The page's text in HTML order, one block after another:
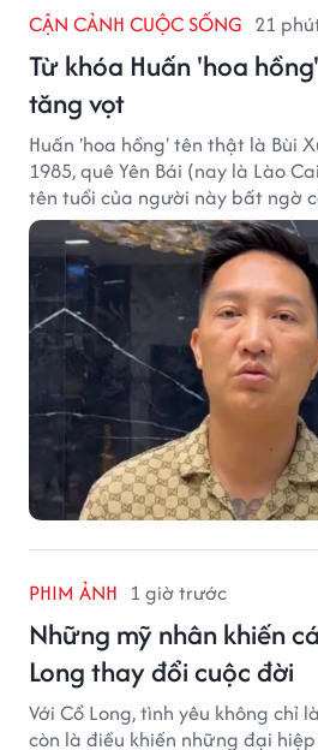
CẬN CẢNH CUỘC SỐNG 21
Từ khóa Huấn 'hoa
tăng vọt
Huấn 'hoa hồng' tên thật là Bùi
1985, quê Yên Bái (nay là Lào
tên tuổi của người này bất ngờ
vọt.
PHIM ẢNH 1 giờ trước
Những mỹ nhân khiến
Long thay đổi cuộc đời
Với Cổ Long, tình yêu không chỉ
còn là điều khiến những đại